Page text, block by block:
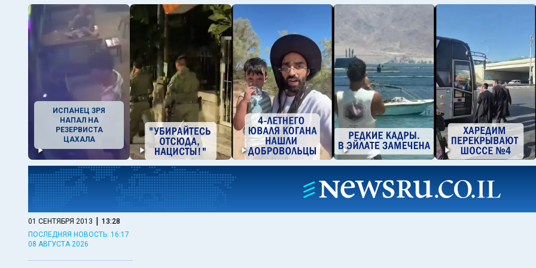
ИСПАНЕЦ ЗРЯ
НАПАЛ НА
РЕЗЕРВИСТА
ЦАХАЛА
01 СЕНТЯБРЯ 2013 | 13:28
ПОСЛЕДНЯЯ НОВОСТЬ: 16:17
08 АВГУСТА 2026